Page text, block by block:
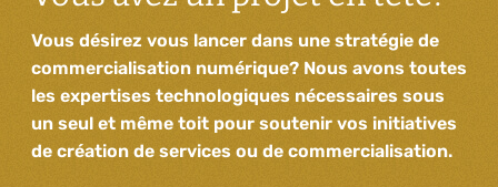
Vous désirez vous lancer dans une stratégie de
commercialisation numérique? Nous avons toutes
les expertises technologiques nécessaires sous
un seul et même toit pour soutenir vos initiatives
de création de services ou de commercialisation.